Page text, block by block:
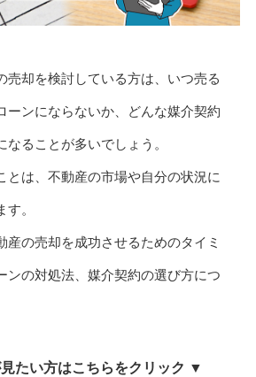
売却を検討している方は、いつ売る
ーンにならないか、どんな媒介契約
なることが多いでしょう。
とは、不動産の市場や自分の状況に
。
産の売却を成功させるためのタイミ
ンの対処法、媒介契約の選び方につ
たい方はこちらをクリック ▼